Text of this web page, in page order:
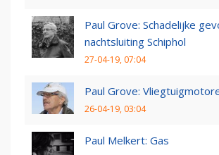
Paul Grove: Schadelijke
nachtsluiting Schiphol
27-04-19, 07:04
Paul Grove:
26-04-19, 03:04
Paul Melkert: Gas